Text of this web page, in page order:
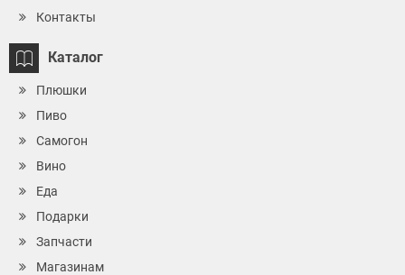
Контакты
Каталог
Плюшки
Пиво
Самогон
Вино
Еда
Подарки
Запчасти
Магазинам